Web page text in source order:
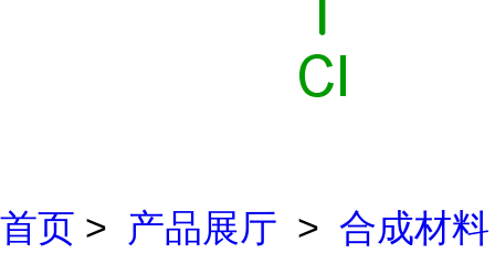
首页 > 产品展厅 > 合成材料